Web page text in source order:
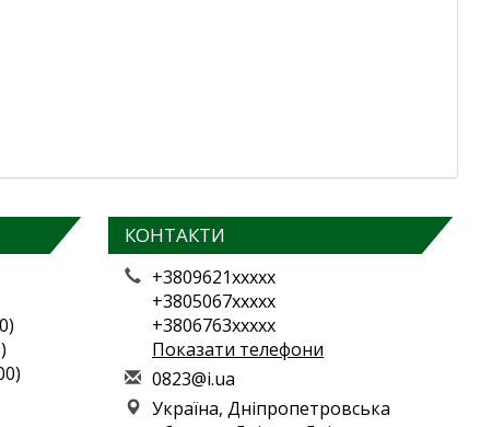
КОНТАКТИ
+3809621xxxxx
+3805067xxxxx
+3806763xxxxx
Показати телефони
0823@i.ua
Україна, Дніпропетровська